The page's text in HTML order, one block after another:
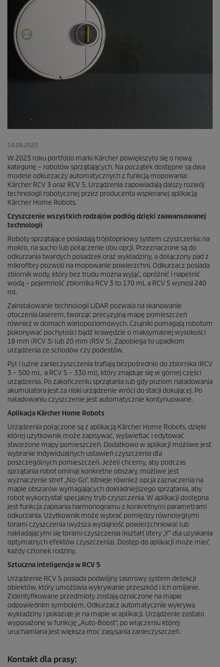
14.09.2023
W 2023 roku portfolio marki Kärcher powiększyło się o nową
kategorię – robotów sprzątających. Na początek dostępne są dwa
modele odkurzaczy automatycznych z funkcją mopowania:
Kärcher RCV 3 oraz RCV 5. Urządzenia zapowiadają dalszy rozwój
technologii robotycznej przez producenta wspieranej aplikacją
Kärcher Home Robots.
Czyszczenie wszystkich rodzajów podłóg dzięki zaawansowanej
technologii
Roboty sprzątające posiadają trójstopniowy system czyszczenia: na
mokro, na sucho lub połączenie obu opcji. Przeznaczone są do
odkurzania twardych posadzek oraz wykładziny, a dołączony pad z
mikrofibry pozwoli na mopowanie powierzchni. Odkurzacz posiada
zbiornik wody, który bez trudu można wyjąć, opróżnić i napełnić
wodą – pojemność zbiornika RCV 3 to 170 ml, a RCV 5 wynosi 240
ml.
Zainstalowanie technologii LiDAR pozwala na skanowanie
otoczenia laserem, tworząc precyzyjną mapę pomieszczeń
również w domach wielopoziomowych. Czujniki pomagają robotom
pokonywać pochyłości bądź krawędzie o maksymalnej wysokości
18 mm (RCV 3) lub 20 mm (RSV 5). Zapobiega to upadkom
urządzenia ze schodów czy podestów.
Pył i luźne zanieczyszczenia trafiają bezpośrednio do zbiornika (RCV
3 – 500 ml, a RCV 5 – 330 ml), który znajduje się w górnej części
urządzenia. Po zakończeniu sprzątania lub gdy poziom naładowania
akumulatora jest za niski urządzenie wróci do stacji dokującej. Po
naładowaniu czyszczenie jest automatycznie kontynuowane.
Aplikacja Kärcher Home Robots
Urządzenia połączone są z aplikacją Kärcher Home Robots, dzięki
której użytkownik może zapisywać, wyświetlać i edytować
stworzone mapy pomieszczeń. Dodatkowo w aplikacji możliwe jest
wybranie indywidualnych ustawień czyszczenia dla
poszczególnych pomieszczeń. Jeżeli chcemy, aby podczas
sprzątania robot ominął konkretne obszary, możliwe jest
wyznaczenie stref „No-Go”. Istnieje również opcja zaznaczenia na
mapie obszarów wymagających dokładniejszego sprzątania, aby
robot wykorzystał specjalny tryb czyszczenia. W aplikacji dostępna
jest funkcja zapisania harmonogramu z konkretnymi parametrami
odkurzania. Użytkownik może wybrać pomiędzy równoległymi
torami czyszczenia (wyższa wydajność powierzchniowa) lub
nakładającymi się torami czyszczenia (kształt litery „Y” dla uzyskania
optymalnych efektów czyszczenia). Dostęp do aplikacji może mieć
każdy członek rodziny.
Sztuczna inteligencja w RCV 5
Urządzenie RCV 5 posiada podwójny laserowy system detekcji
obiektów, który umożliwia wykrywanie przeszkód i ich omijanie.
Zidentyfikowane przedmioty zostają oznaczone na mapie
odpowiednim symbolem. Odkurzacz automatycznie wykrywa
wykładziny i pokazuje je na mapie w aplikacji. Urządzenie zostało
wyposażone w funkcję „Auto-Boost”, po włączeniu której
uruchamiana jest większa moc zasysania zanieczyszczeń.
Kontakt dla prasy: